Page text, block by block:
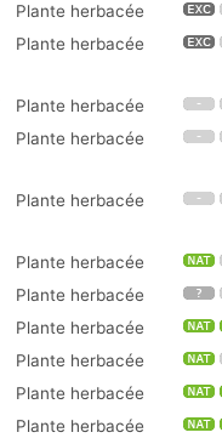
Plante herbacée
Plante herbacée
Plante herbacée
Plante herbacée
Plante herbacée
Plante herbacée
Plante herbacée
Plante herbacée
Plante herbacée
Plante herbacée
Plante herbacée